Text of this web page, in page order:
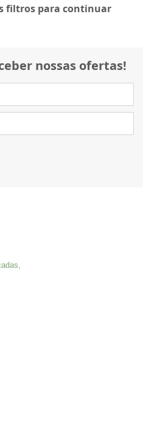
filtros para continuar
nossas ofertas!